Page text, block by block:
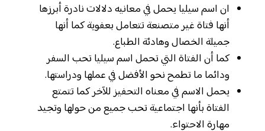
ان اسم سيليا يحمل في معانيه دلالات نادرة أبرزها
أنها فتاة غير متصنعة تتعامل بعفوية كما أنها
جميلة الخصال وهادئة الطباع.
كما أن الفتاة التي تحمل اسم سيليا تحب السفر
ودائما ما تطمح نحو الأفضل في عملها ودراستها.
يحمل الاسم في معناه التحفيز للآخر كما تتمتع
الفتاة بأنها اجتماعية تحب جميع من حولها وتجيد
مهارة الاحتواء.